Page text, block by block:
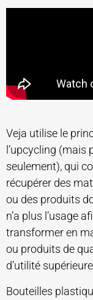
Veja utilise le
l’upcycling (mais
seulement), qui
récupérer des
ou des produits
n’a plus l’usage
transformer en
ou produits de
d’utilité
Bouteilles